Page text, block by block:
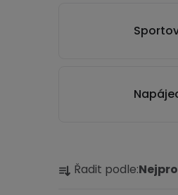
Ř
a
Řadit podle: